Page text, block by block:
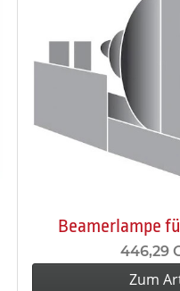
Beamerlampe
446,29
Zum